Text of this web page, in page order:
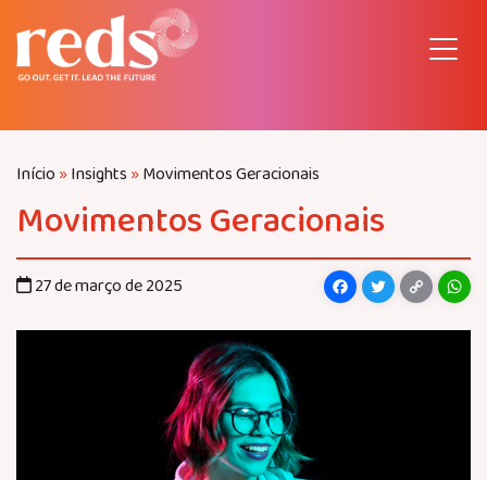
para
conteúdo
Início »Insights »Movimentos Geracionais
Movimentos Geracionais
27 de março de 2025 Facebook
Twitter
Copy
Link